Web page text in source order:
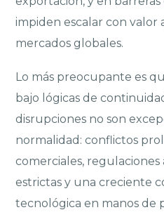
impiden escalar con valor
mercados globales.
Lo más preocupante es
bajo lógicas de
disrupciones no son
normalidad: conflictos
comerciales, regulaciones
estrictas y una creciente
tecnológica en manos de